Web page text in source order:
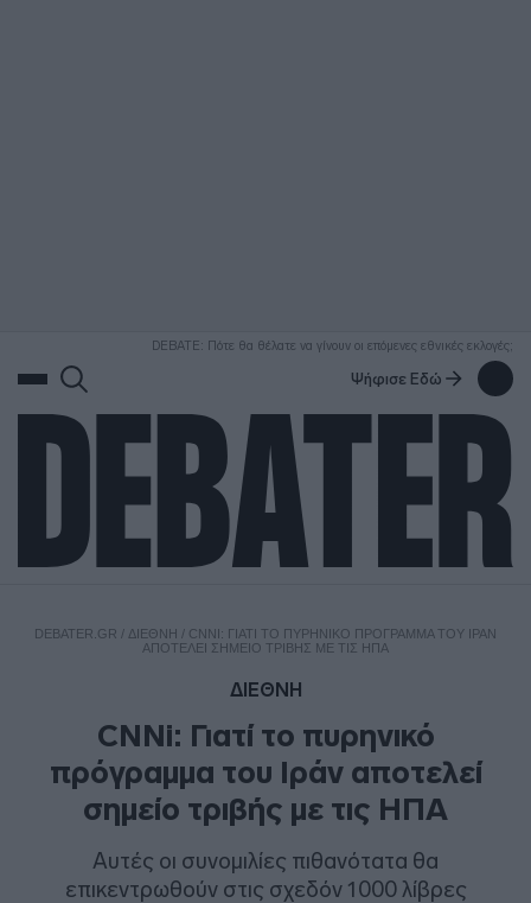
DEBATE: Πότε θα θέλατε να γίνουν οι επόμενες εθνικές εκλογές;
Ψήφισε Εδώ
DEBATER.GR / ΔΙΕΘΝΗ / CNNI: ΓΙΑΤΊ ΤΟ ΠΥΡΗΝΙΚΌ ΠΡΌΓΡΑΜΜΑ ΤΟΥ ΙΡΆΝ
ΑΠΟΤΕΛΕΊ ΣΗΜΕΊΟ ΤΡΙΒΉΣ ΜΕ ΤΙΣ ΗΠΑ
ΔΙΕΘΝΗ
CNNi: Γιατί το πυρηνικό
πρόγραμμα του Ιράν αποτελεί
σημείο τριβής με τις ΗΠΑ
Αυτές οι συνομιλίες πιθανότατα θα
επικεντρωθούν στις σχεδόν 1000 λίβρες